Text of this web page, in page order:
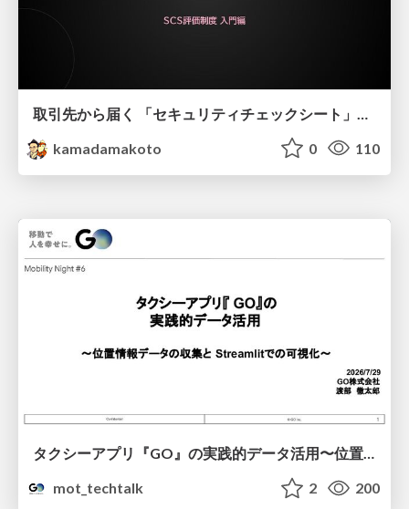
kamadamakoto
0 110
タクシーアプリ『GO』の実践的データ活用〜位置情報データの収集とStreamlitでの可視化〜
mot_techtalk
2 200